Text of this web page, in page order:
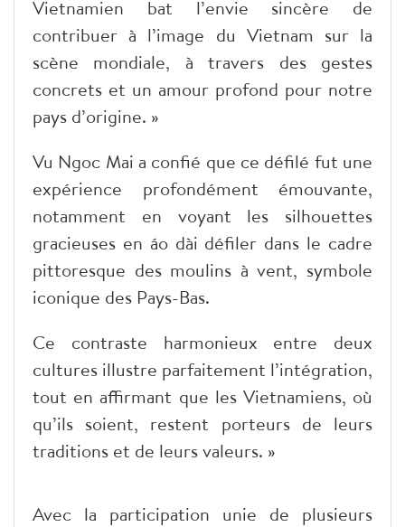
Vietnamien bat l’envie sincère de
contribuer à l’image du Vietnam sur la
scène mondiale, à travers des gestes
concrets et un amour profond pour notre
pays d’origine. »
Vu Ngoc Mai a confié que ce défilé fut une
expérience profondément émouvante,
notamment en voyant les silhouettes
gracieuses en áo dài défiler dans le cadre
pittoresque des moulins à vent, symbole
iconique des Pays-Bas.
Ce contraste harmonieux entre deux
cultures illustre parfaitement l’intégration,
tout en affirmant que les Vietnamiens, où
qu’ils soient, restent porteurs de leurs
traditions et de leurs valeurs. »
Avec la participation unie de plusieurs